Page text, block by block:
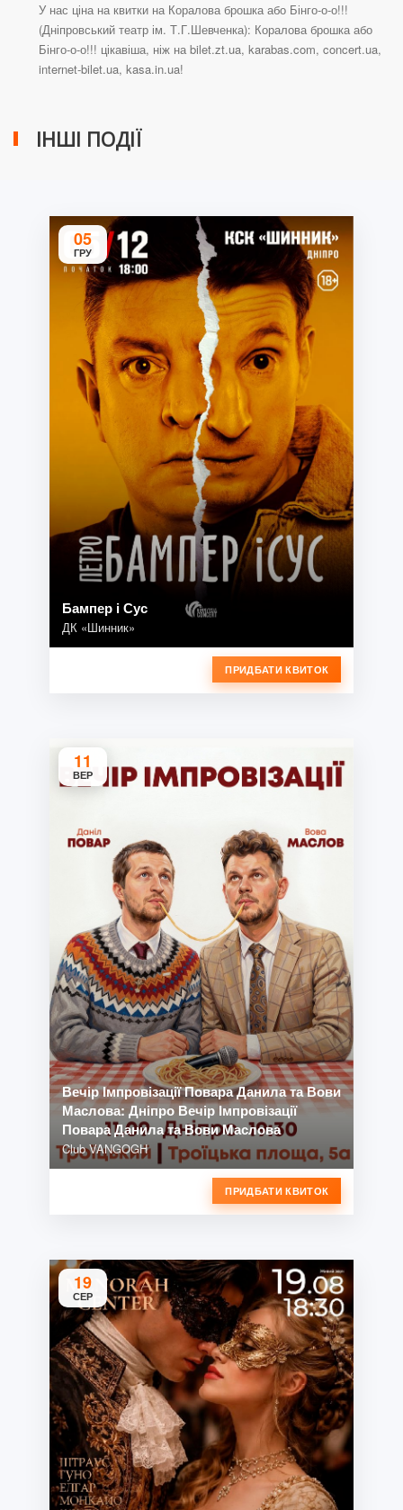
У нас ціна на квитки на Коралова брошка або Бінго-о-о!!!
(Дніпровський театр ім. Т.Г.Шевченка): Коралова брошка або
Бінго-о-о!!! цікавіша, ніж на bilet.zt.ua, karabas.com, concert.ua,
internet-bilet.ua, kasa.in.ua!
ІНШІ ПОДІЇ
05
ГРУ
Бампер і Сус
ДК «Шинник»
ПРИДБАТИ КВИТОК
11
ВЕР
Вечір Імпровізації Повара Данила та Вови
Маслова: Дніпро Вечір Імпровізації
Повара Данила та Вови Маслова
Club VANGOGH
ПРИДБАТИ КВИТОК
19
СЕР